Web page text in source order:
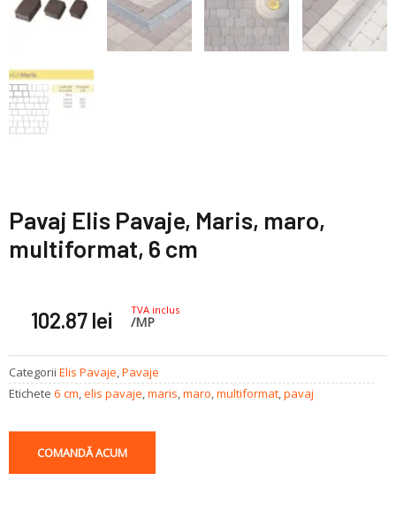
Pavaj Elis Pavaje, Maris, maro,
multiformat, 6 cm
102.87 lei TVA inclus
/MP
Categorii Elis Pavaje,Pavaje
Etichete 6 cm,elis pavaje,maris,maro,multiformat,pavaj
COMANDĂ ACUM